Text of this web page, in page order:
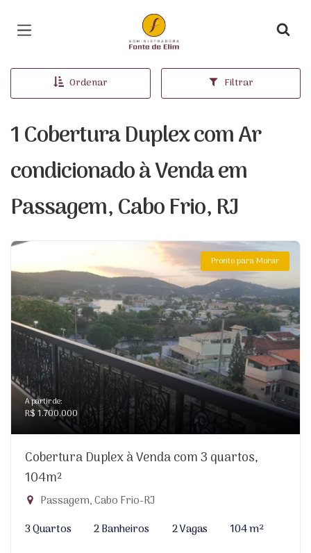
Página inicial
Ordenar Filtrar
1 Cobertura Duplex com Ar
condicionado à Venda em
Passagem, Cabo Frio, RJ
Pronto para Morar
A partir de:
R$ 1.700.000
Cobertura Duplex à Venda com 3 quartos,
104m²
Passagem, Cabo Frio-RJ
3 Quartos
2 Banheiros 2 Vagas
104 m²